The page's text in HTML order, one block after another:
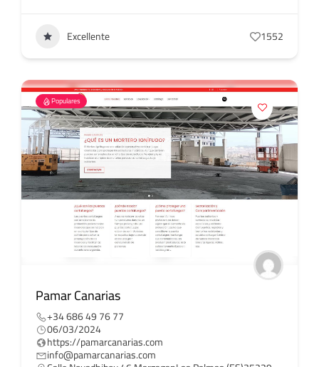
Excellente 1552
Populares
Pamar Canarias
+34 686 49 76 77
06/03/2024
https://pamarcanarias.com
info@pamarcanarias.com